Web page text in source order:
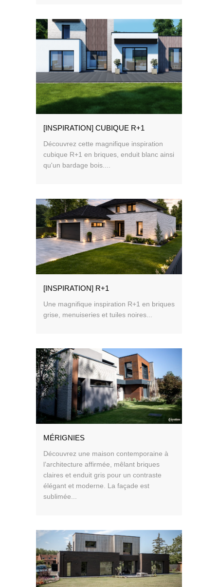
[INSPIRATION] CUBIQUE R+1
Découvrez cette magnifique inspiration
cubique R+1 en briques, enduit blanc ainsi
qu'un bardage bois....
[INSPIRATION] R+1
Une magnifique inspiration R+1 en briques
grise, menuiseries et tuiles noires...
MÉRIGNIES
Découvrez une maison contemporaine à
l’architecture affirmée, mêlant briques
claires et enduit gris pour un contraste
élégant et moderne. La façade est
sublimée...